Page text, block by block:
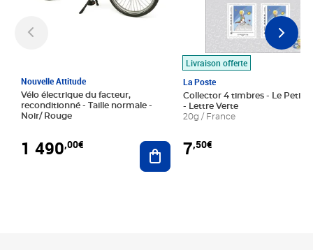
Nouvelle Attitude
Vélo électrique du facteur,
reconditionné - Taille normale -
Noir/ Rouge
1 490,00€ Ajouter au panier
Livraison offerte
La Poste
Collector 4 timbres - Le Petit
- Lettre Verte
20g / France
7,50€